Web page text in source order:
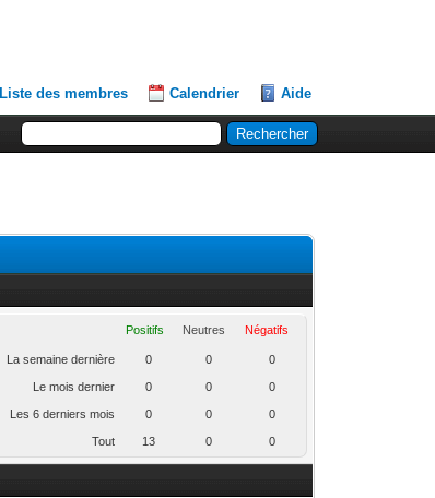
Liste des membres Calendrier Aide
Positifs Neutres Négatifs
La semaine dernière 0 0 0
Le mois dernier 0 0 0
Les 6 derniers mois 0 0 0
Tout 13 0 0